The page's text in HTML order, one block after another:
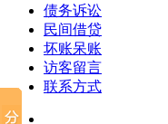
债务诉讼
民间借贷
坏账呆账
访客留言
联系方式